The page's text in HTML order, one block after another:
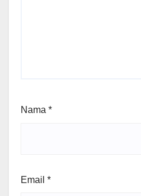
Nama *
Email *